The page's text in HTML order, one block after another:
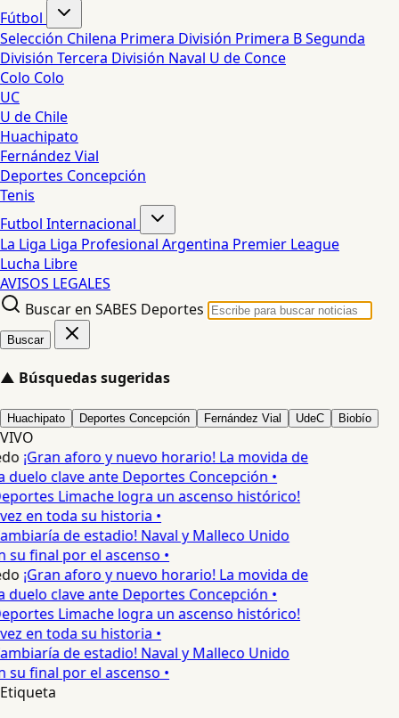
Fútbol
Selección Chilena Primera División Primera BSegunda
División Tercera División Naval U de Conce
Colo Colo
UC
U de Chile
Huachipato
Fernández Vial
Deportes Concepción
Tenis
Futbol Internacional
La Liga Liga Profesional Argentina Premier League
Lucha Libre
AVISOS LEGALES
Buscar en SABES Deportes
Buscar
▲ Búsquedas sugeridas
Huachipato Deportes Concepción Fernández Vial UdeC Biobío
VIVO
¡Gran aforo y nuevo horario! La movida de
duelo clave ante Deportes Concepción •
Limache logra un ascenso histórico!
en toda su historia •
de estadio! Naval y Malleco Unido
final por el ascenso •
¡Gran aforo y nuevo horario! La movida de
duelo clave ante Deportes Concepción •
Limache logra un ascenso histórico!
en toda su historia •
de estadio! Naval y Malleco Unido
final por el ascenso •
Etiqueta